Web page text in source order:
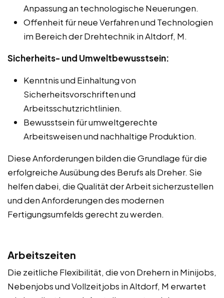
Anpassung an technologische Neuerungen.
Offenheit für neue Verfahren und Technologien
im Bereich der Drehtechnik in Altdorf, M.
Sicherheits- und Umweltbewusstsein:
Kenntnis und Einhaltung von
Sicherheitsvorschriften und
Arbeitsschutzrichtlinien.
Bewusstsein für umweltgerechte
Arbeitsweisen und nachhaltige Produktion.
Diese Anforderungen bilden die Grundlage für die
erfolgreiche Ausübung des Berufs als Dreher. Sie
helfen dabei, die Qualität der Arbeit sicherzustellen
und den Anforderungen des modernen
Fertigungsumfelds gerecht zu werden.
Arbeitszeiten
Die zeitliche Flexibilität, die von Drehern in Minijobs,
Nebenjobs und Vollzeitjobs in Altdorf, M erwartet